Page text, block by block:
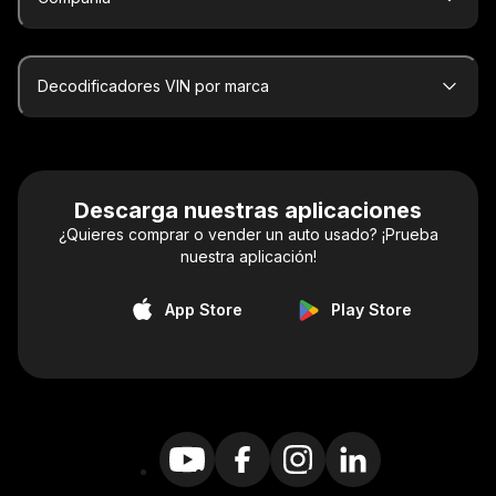
Decodificadores VIN por marca
Descarga nuestras aplicaciones
¿Quieres comprar o vender un auto usado? ¡Prueba
nuestra aplicación!
App Store Play Store